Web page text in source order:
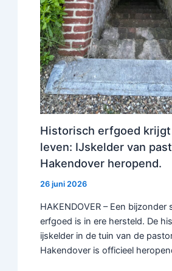
Historisch erfgoed
leven: IJskelder van
Hakendover heropend.
26 juni 2026
HAKENDOVER – Een bijzonder
erfgoed is in ere hersteld. De
ijskelder in de tuin van de
Hakendover is officieel